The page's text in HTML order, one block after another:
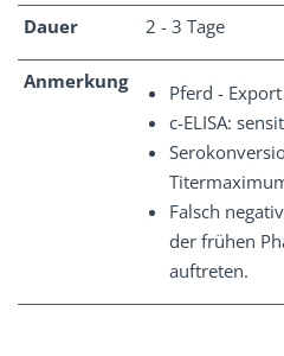
Dauer 2 - 3 Tage
Anmerkung
Pferd -
c-ELISA:
Falsch
der frühen
auftreten.